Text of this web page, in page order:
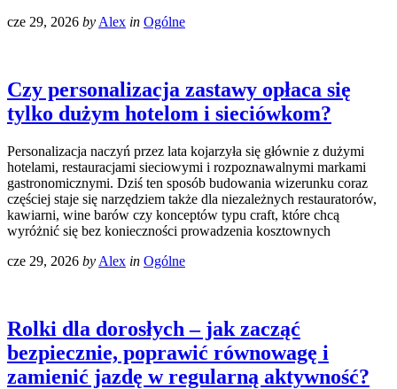
cze 29, 2026 by Alex in Ogólne
Czy personalizacja zastawy opłaca się
tylko dużym hotelom i sieciówkom?
Personalizacja naczyń przez lata kojarzyła się głównie z dużymi
hotelami, restauracjami sieciowymi i rozpoznawalnymi markami
gastronomicznymi. Dziś ten sposób budowania wizerunku coraz
częściej staje się narzędziem także dla niezależnych restauratorów,
kawiarni, wine barów czy konceptów typu craft, które chcą
wyróżnić się bez konieczności prowadzenia kosztownych
cze 29, 2026 by Alex in Ogólne
Rolki dla dorosłych – jak zacząć
bezpiecznie, poprawić równowagę i
zamienić jazdę w regularną aktywność?